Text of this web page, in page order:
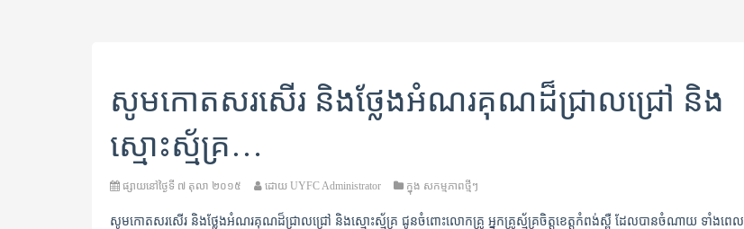
សូមកោតសរសើរ និងថ្លែងអំណរគុណដ៏ជ្រាលជ្រៅ និង
ស្មោះស្ម័គ្រ…
ផ្សាយនៅថ្ងៃទី ៧ តុលា ២០១៥ ដោយ UYFC Administrator ក្នុង សកម្មភាពថ្មីៗ
សូមកោតសរសើរ និងថ្លែងអំណរគុណដ៏ជ្រាលជ្រៅ និងស្មោះស្ម័គ្រ ជូនចំពោះលោកគ្រូ អ្នកគ្រូស្ម័គ្រចិត្តខេត្តកំពង់ស្ពឺ ដែលបានចំណាយ ទាំងពេល